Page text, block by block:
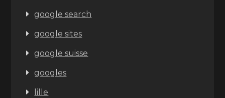
google search
google sites
google suisse
googles
lille